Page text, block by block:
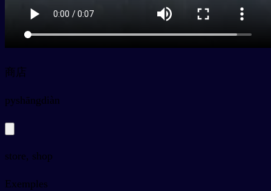
商店
pyshāngdiàn
store, shop
Exemples